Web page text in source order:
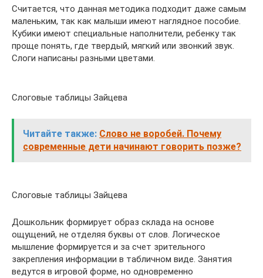
Считается, что данная методика подходит даже самым
маленьким, так как малыши имеют наглядное пособие.
Кубики имеют специальные наполнители, ребенку так
проще понять, где твердый, мягкий или звонкий звук.
Слоги написаны разными цветами.
Слоговые таблицы Зайцева
Читайте также: Слово не воробей. Почему
современные дети начинают говорить позже?
Слоговые таблицы Зайцева
Дошкольник формирует образ склада на основе
ощущений, не отделяя буквы от слов. Логическое
мышление формируется и за счет зрительного
закрепления информации в табличном виде. Занятия
ведутся в игровой форме, но одновременно